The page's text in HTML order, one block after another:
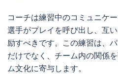
コーチは練習中のコミュニケ
選手がプレイを呼び出し、互
励すべきです。この練習は、
だけでなく、チーム内の関係
ム文化に寄与します。